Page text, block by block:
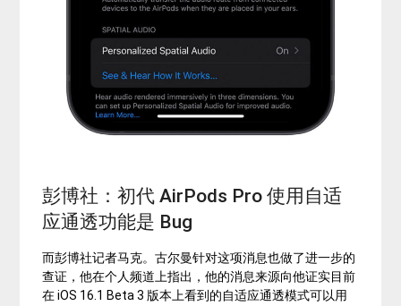
彭博社：初代 AirPods Pro 使用自适
应通透功能是 Bug
而彭博社记者马克。古尔曼针对这项消息也做了进一步的
查证，他在个人频道上指出，他的消息来源向他证实目前
在 iOS 16.1 Beta 3 版本上看到的自适应通透模式可以用